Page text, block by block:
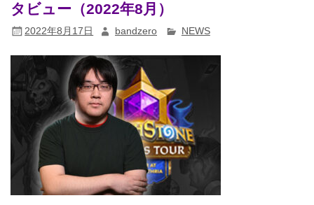
タビュー（2022年8月）
2022年8月17日 bandzero NEWS